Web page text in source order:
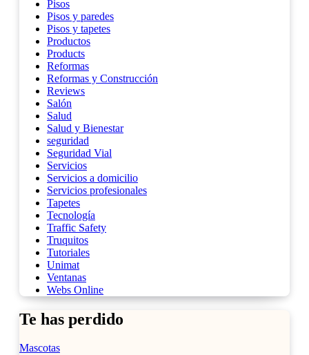
Pisos
Pisos y paredes
Pisos y tapetes
Productos
Products
Reformas
Reformas y Construcción
Reviews
Salón
Salud
Salud y Bienestar
seguridad
Seguridad Vial
Servicios
Servicios a domicilio
Servicios profesionales
Tapetes
Tecnología
Traffic Safety
Truquitos
Tutoriales
Unimat
Ventanas
Webs Online
Te has perdido
Mascotas